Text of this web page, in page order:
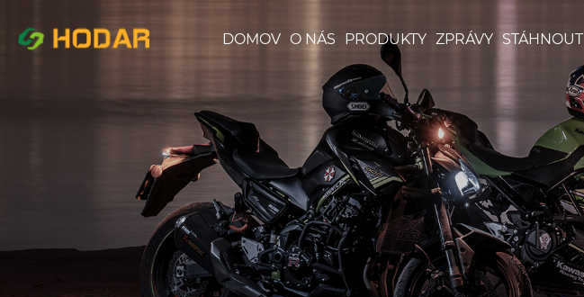
DOMOV O NÁS PRODUKTY ZPRÁVY STÁHNOUT